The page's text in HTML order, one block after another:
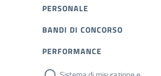
PERSONALE
BANDI DI CONCORSO
PERFORMANCE